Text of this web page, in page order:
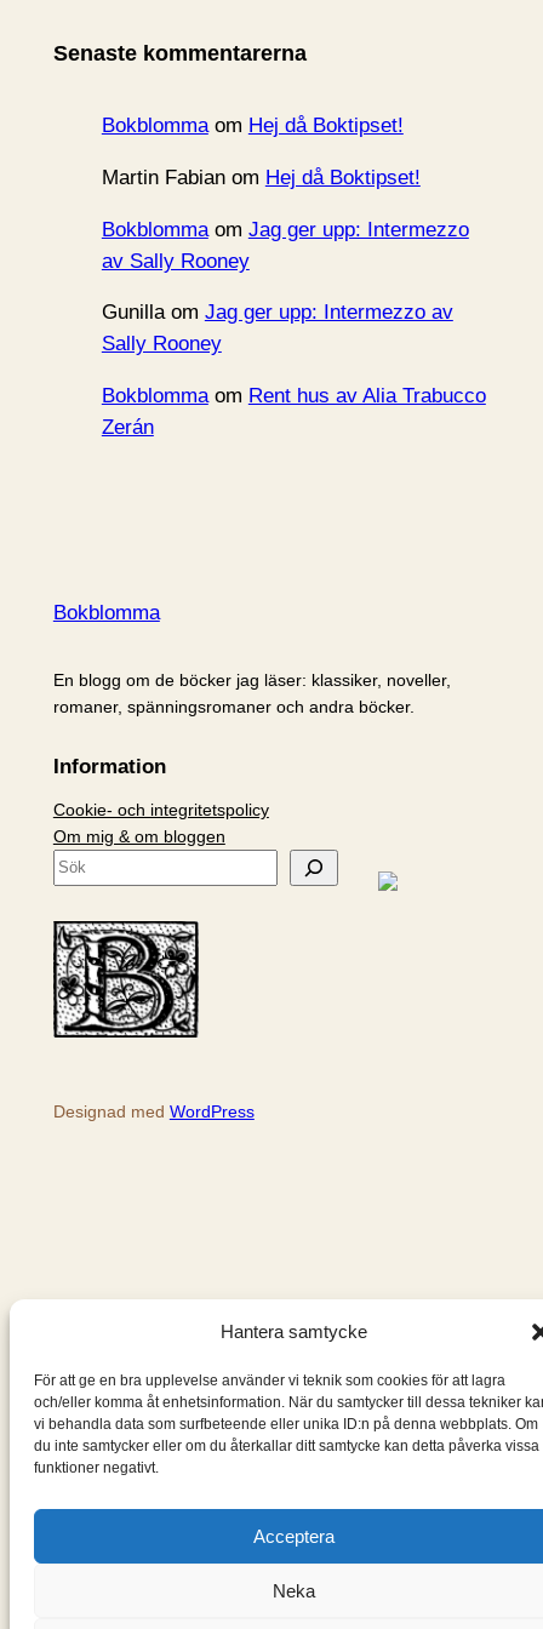
Hantera samtycke
För att ge en bra upplevelse använder vi teknik som cookies för att lagra
och/eller komma åt enhetsinformation. När du samtycker till dessa tekniker
vi behandla data som surfbeteende eller unika ID:n på denna webbplats. Om
du inte samtycker eller om du återkallar ditt samtycke kan detta påverka vissa
funktioner negativt.
Acceptera
Neka
v
Senaste kommentarerna
Bokblommaom Hej då Boktipset!
Martin Fabianom Hej då Boktipset!
Bokblommaom Jag ger upp: Intermezzo
av Sally Rooney
Gunillaom Jag ger upp: Intermezzo av
Sally Rooney
Bokblommaom Rent hus av Alia Trabucco
Zerán
Bokblomma
En blogg om de böcker jag läser: klassiker, noveller,
romaner, spänningsromaner och andra böcker.
Information
Cookie- och integritetspolicy
Om mig & om bloggen
S
k
Designad med WordPress